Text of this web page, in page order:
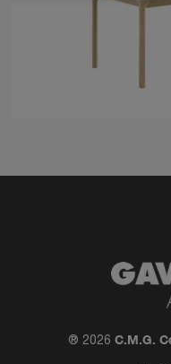
® 2026 C.M.G.